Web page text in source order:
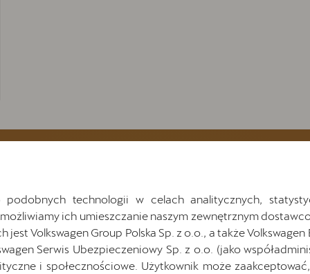
swój numer
i zaproponujemy Ci termin
technologii w celach analitycznych,
ich umieszczanie naszym zewnętrznym
Volkswagen Group Polska Sp. z o.o., a także Volkswagen
Serwis Ubezpieczeniowy Sp. z o.o. (jako
i społecznościowe. Użytkownik może